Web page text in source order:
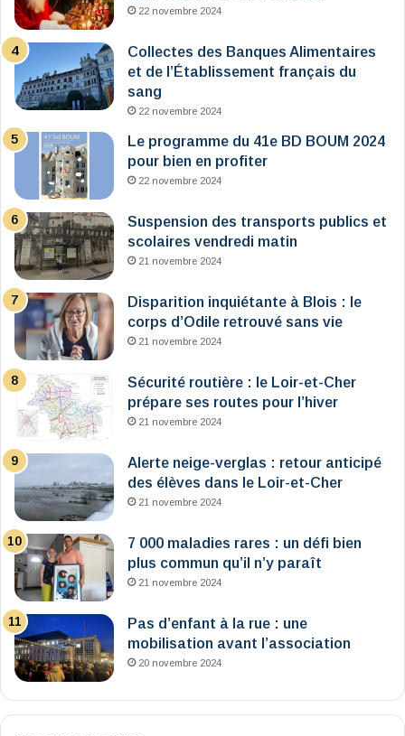
22 novembre 2024
Collectes des Banques Alimentaires
et de l’Établissement français du
sang
22 novembre 2024
Le programme du 41e BD BOUM 2024
pour bien en profiter
22 novembre 2024
Suspension des transports publics et
scolaires vendredi matin
21 novembre 2024
Disparition inquiétante à Blois : le
corps d’Odile retrouvé sans vie
21 novembre 2024
Sécurité routière : le Loir-et-Cher
prépare ses routes pour l’hiver
21 novembre 2024
Alerte neige-verglas : retour anticipé
des élèves dans le Loir-et-Cher
21 novembre 2024
7 000 maladies rares : un défi bien
plus commun qu’il n’y paraît
21 novembre 2024
Pas d’enfant à la rue : une
mobilisation avant l’association
20 novembre 2024